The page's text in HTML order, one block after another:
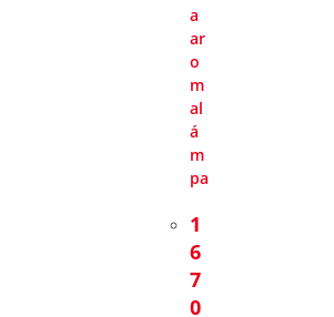
a
ar
o
m
al
á
m
pa
1
6
7
0